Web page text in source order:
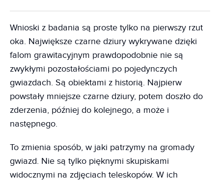
Wnioski z badania są proste tylko na pierwszy rzut
oka. Największe czarne dziury wykrywane dzięki
falom grawitacyjnym prawdopodobnie nie są
zwykłymi pozostałościami po pojedynczych
gwiazdach. Są obiektami z historią. Najpierw
powstały mniejsze czarne dziury, potem doszło do
zderzenia, później do kolejnego, a może i
następnego.
To zmienia sposób, w jaki patrzymy na gromady
gwiazd. Nie są tylko pięknymi skupiskami
widocznymi na zdjęciach teleskopów. W ich